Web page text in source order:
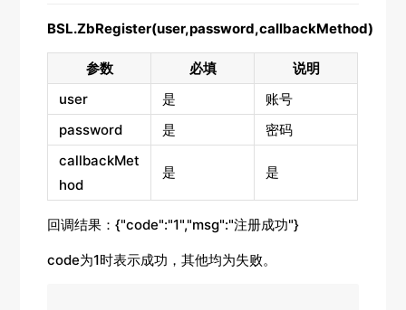
BSL.ZbRegister(user,password,callbackMethod)
参数 必填
说明
user
是
账号
password
是
密码
callbackMet
hod
是 是
回调结果：{"code":"1","msg":"注册成功"}
code为1时表示成功，其他均为失败。